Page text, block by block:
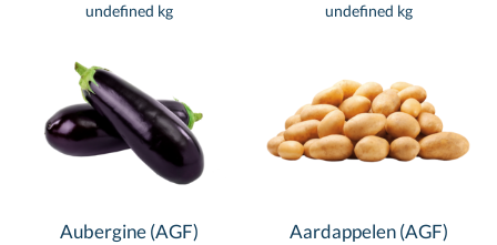
undefined kg undefined kg
Aubergine (AGF) Aardappelen (AGF)